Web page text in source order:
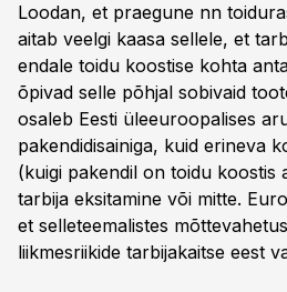
Loodan, et praegune nn
aitab veelgi kaasa sellele, et
endale toidu koostise kohta
õpivad selle põhjal sobivaid
osaleb Eesti üleeuroopalises
pakendidisainiga, kuid erineva
(kuigi pakendil on toidu koostis
tarbija eksitamine või mitte.
et selleteemalistes
liikmesriikide tarbijakaitse eest